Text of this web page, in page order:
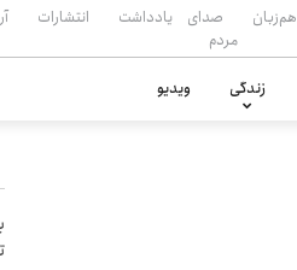
هم‌زبان
صدای
مردم
یادداشت انتشارات
زندگی ویدیو